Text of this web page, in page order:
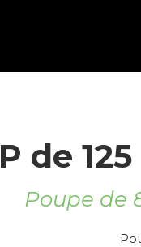
de
Poupe de